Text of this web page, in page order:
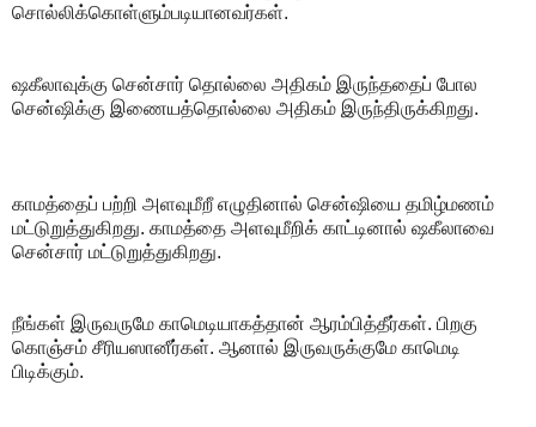
சொல்லிக்கொள்ளும்படியானவர்கள்.
ஷகீலாவுக்கு சென்சார் தொல்லை அதிகம் இருந்ததைப் போல
சென்ஷிக்கு இணையத்தொல்லை அதிகம் இருந்திருக்கிறது.
காமத்தைப் பற்றி அளவுமீறீ எழுதினால் சென்ஷியை தமிழ்மணம்
மட்டுறுத்துகிறது. காமத்தை அளவுமீறிக் காட்டினால் ஷகீலாவை
சென்சார் மட்டுறுத்துகிறது.
நீங்கள் இருவருமே காமெடியாகத்தான் ஆரம்பித்தீர்கள். பிறகு
கொஞ்சம் சீரியஸானீர்கள். ஆனால் இருவருக்குமே காமெடி
பிடிக்கும்.